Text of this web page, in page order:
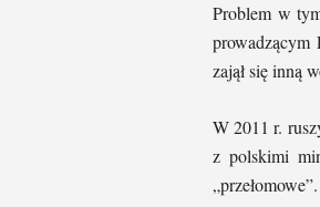
Problem w
prowadzącym
zajął się inną
W 2011 r.
z polskimi